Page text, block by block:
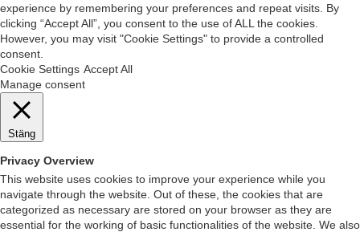
experience by remembering your preferences and repeat visits. By
clicking “Accept All”, you consent to the use of ALL the cookies.
However, you may visit "Cookie Settings" to provide a controlled
consent.
Cookie Settings Accept All
Manage consent
Stäng
Privacy Overview
This website uses cookies to improve your experience while you
navigate through the website. Out of these, the cookies that are
categorized as necessary are stored on your browser as they are
essential for the working of basic functionalities of the website. We also